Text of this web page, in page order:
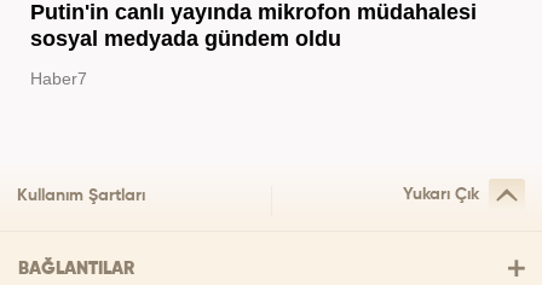
Putin'in canlı yayında mikrofon müdahalesi
sosyal medyada gündem oldu
Haber7
Kullanım Şartları Yukarı Çık
BAĞLANTILAR